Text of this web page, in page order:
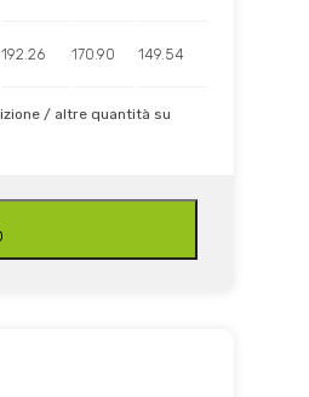
192.26 170.90 149.54
/ altre quantità su